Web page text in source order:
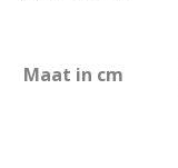
Maat in cm